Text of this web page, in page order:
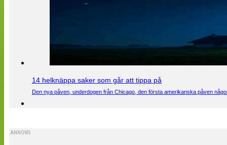
14 helknäppa saker som går att tippa på
Den nya påven, underdogen från Chicago, den första amerikanska påven
ANNONS